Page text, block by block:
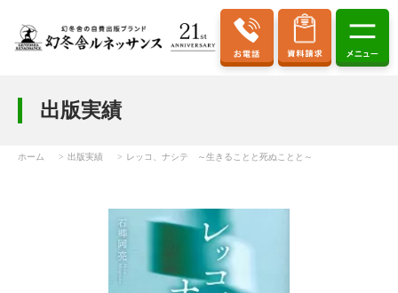
出版実績
ホーム 出版実績 レッコ、ナシテ ～生きることと死ぬことと～